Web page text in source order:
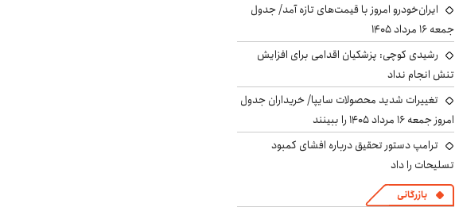
ایران‌خودرو امروز با قیمت‌های تازه آمد/ جدول
جمعه ۱۶ مرداد ۱۴۰۵
رشیدی کوچی: پزشکیان اقدامی برای افزایش
تنش انجام نداد
تغییرات شدید محصولات سایپا/ خریداران جدول
امروز جمعه ۱۶ مرداد ۱۴۰۵ را ببینند
ترامپ دستور تحقیق درباره افشای کمبود
تسلیحات را داد
بازرگانی